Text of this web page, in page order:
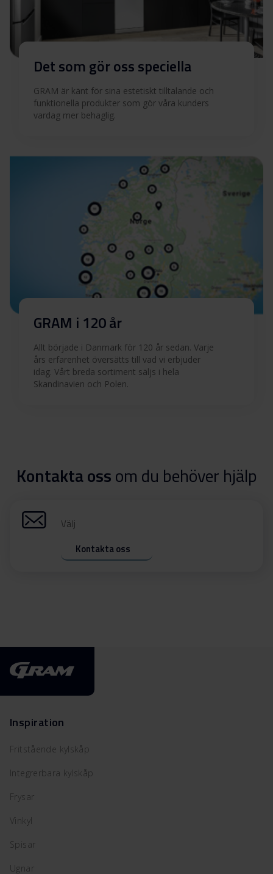
Det som gör oss speciella
GRAM är känt för sina estetiskt tilltalande och
funktionella produkter som gör våra kunders
vardag mer behaglig.
GRAM i 120 år
Allt började i Danmark för 120 år sedan. Varje
års erfarenhet översätts till vad vi erbjuder
idag. Vårt breda sortiment säljs i hela
Skandinavien och Polen.
Kontakta ossom du behöver hjälp
Välj
Kontakta oss
Inspiration
Fritstående kylskåp
Integrerbara kylskåp
Frysar
Vinkyl
Spisar
Ugnar